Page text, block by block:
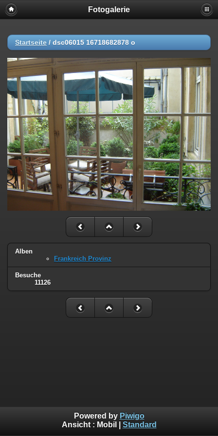
Fotogalerie
Startseite / dsc06015 16718682878 o
Alben
Frankreich Provinz
Besuche
11126
Powered by Piwigo
Ansicht : Mobil Standard